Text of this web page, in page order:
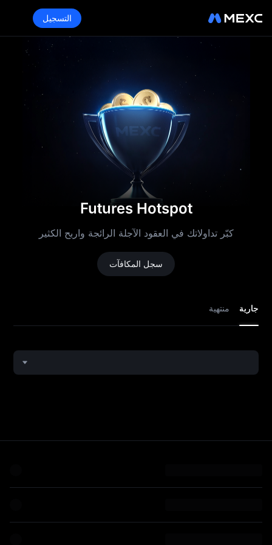
التسجيل
Futures Hotspot
كبّر تداولاتك في العقود الآجلة الرائجة واربح الكثير
سجل المكافآت
جارية منتهية